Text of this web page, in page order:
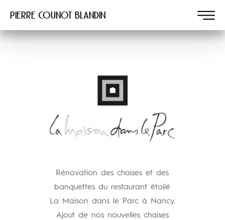
Pierre COUNOT BLANDIN
Rénovation des chaises et des
banquettes du restaurant étoilé
La Maison dans le Parc à Nancy.
Ajout de nos nouvelles chaises